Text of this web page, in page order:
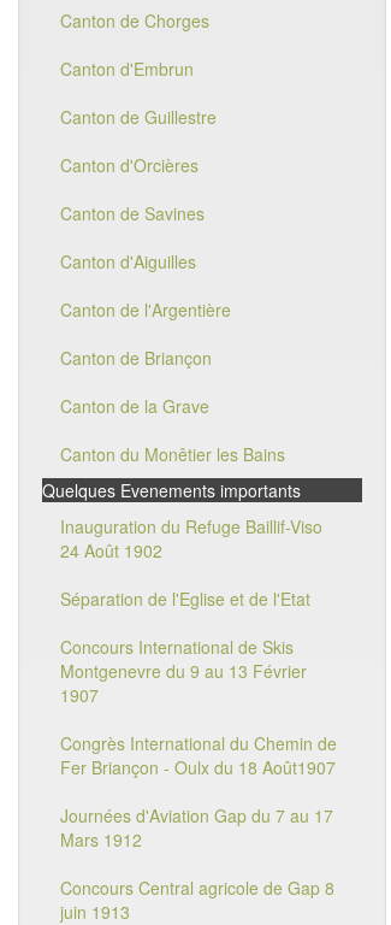
Canton de Chorges
Canton d'Embrun
Canton de Guillestre
Canton d'Orcières
Canton de Savines
Canton d'Aiguilles
Canton de l'Argentière
Canton de Briançon
Canton de la Grave
Canton du Monêtier les Bains
Quelques Evenements importants
Inauguration du Refuge Baillif-Viso
24 Août 1902
Séparation de l'Eglise et de l'Etat
Concours International de Skis
Montgenevre du 9 au 13 Février
1907
Congrès International du Chemin de
Fer Briançon - Oulx du 18 Août1907
Journées d'Aviation Gap du 7 au 17
Mars 1912
Concours Central agricole de Gap 8
juin 1913